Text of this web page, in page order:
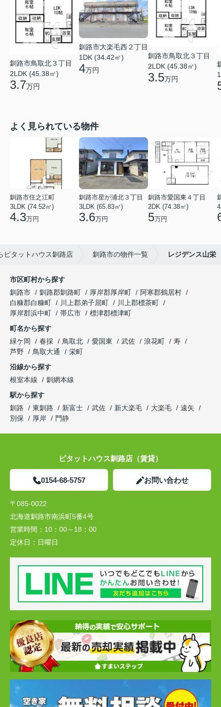
釧路市鳥取北３丁目
2LDK (45.38㎡)
3.7万円
釧路市大楽毛西２丁目
1DK (34.42㎡)
4万円
釧路市鳥取北３丁目
2LDK (45.38㎡)
3.5万円
よく見られている物件
釧路市住之江町
3LDK (74.52㎡)
4.3万円
釧路市星が浦北３丁目
3LDK (65.83㎡)
3.6万円
釧路市愛国東４丁目
2DK (74.38㎡)
5万円
ピタットハウス釧路店 釧路市の物件一覧 レジデンス山栄
市区町村から探す
釧路市
釧路郡釧路町 厚岸郡厚岸町
阿寒郡鶴居村
白糠郡白糠町
川上郡弟子屈町
川上郡標茶町
厚岸郡浜中町
帯広市
標津郡標津町
町名から探す
緑ケ岡
春採 鳥取北 愛国東 武佐 浪花町
寿
芦野
鳥取大通
栄町
沿線から探す
根室本線
釧網本線
駅から探す
釧路
東釧路 新富士 武佐 新大楽毛 大楽毛
遠矢
別保
厚岸 門静
ピタットハウス釧路店（賃貸）
0154-68-5757 お問い合わせ
〒085-0022
北海道釧路市南浜町5番4号
営業時間： 10：00～18：00
定休日： 日曜日